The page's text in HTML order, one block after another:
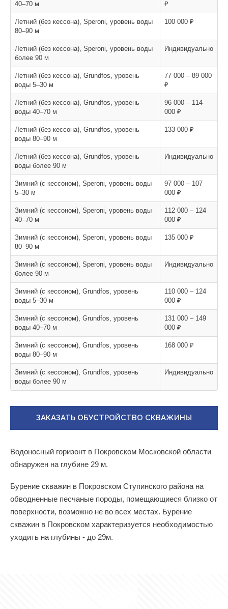
40–70 м ₽
Летний (без кессона), Speroni, уровень воды
80–90 м
100 000 ₽
Летний (без кессона), Speroni, уровень воды
более 90 м
Индивидуально
Летний (без кессона), Grundfos, уровень
воды 5–30 м
77 000 – 89 000
₽
Летний (без кессона), Grundfos, уровень
воды 40–70 м
96 000 – 114
000 ₽
Летний (без кессона), Grundfos, уровень
воды 80–90 м
133 000 ₽
Летний (без кессона), Grundfos, уровень
воды более 90 м
Индивидуально
Зимний (с кессоном), Speroni, уровень воды
5–30 м
97 000 – 107
000 ₽
Зимний (с кессоном), Speroni, уровень воды
40–70 м
112 000 – 124
000 ₽
Зимний (с кессоном), Speroni, уровень воды
80–90 м
135 000 ₽
Зимний (с кессоном), Speroni, уровень воды
более 90 м
Индивидуально
Зимний (с кессоном), Grundfos, уровень
воды 5–30 м
110 000 – 124
000 ₽
Зимний (с кессоном), Grundfos, уровень
воды 40–70 м
131 000 – 149
000 ₽
Зимний (с кессоном), Grundfos, уровень
воды 80–90 м
168 000 ₽
Зимний (с кессоном), Grundfos, уровень
воды более 90 м
Индивидуально
ЗАКАЗАТЬ ОБУСТРОЙСТВО СКВАЖИНЫ
Водоносный горизонт в Покровском Московской области
обнаружен на глубине 29 м.
Бурение скважин в Покровском Ступинского района на
обводненные песчаные породы, помещающиеся близко от
поверхности, возможно не во всех местах. Бурение
скважин в Покровском характеризуется необходимостью
уходить на глубины - до 29м.